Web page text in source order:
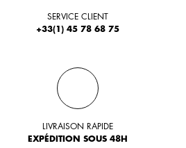
SERVICE CLIENT
+33(1) 45 78 68 75
LIVRAISON RAPIDE
EXPÉDITION SOUS 48H